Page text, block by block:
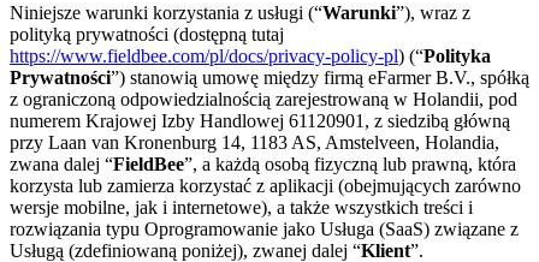
Niniejsze warunki korzystania z usługi (“Warunki”), wraz z
polityką prywatności (dostępną tutaj
https://www.fieldbee.com/pl/docs/privacy-policy-pl) (“Polityka
Prywatności”) stanowią umowę między firmą eFarmer B.V., spółką
z ograniczoną odpowiedzialnością zarejestrowaną w Holandii, pod
numerem Krajowej Izby Handlowej 61120901, z siedzibą główną
przy Laan van Kronenburg 14, 1183 AS, Amstelveen, Holandia,
zwana dalej “FieldBee”, a każdą osobą fizyczną lub prawną, która
korzysta lub zamierza korzystać z aplikacji (obejmujących zarówno
wersje mobilne, jak i internetowe), a także wszystkich treści i
rozwiązania typu Oprogramowanie jako Usługa (SaaS) związane z
Usługą (zdefiniowaną poniżej), zwanej dalej “Klient”.